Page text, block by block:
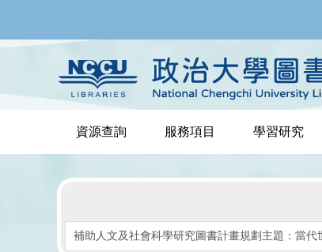
主
容
資源查詢 服務項目 學習研究